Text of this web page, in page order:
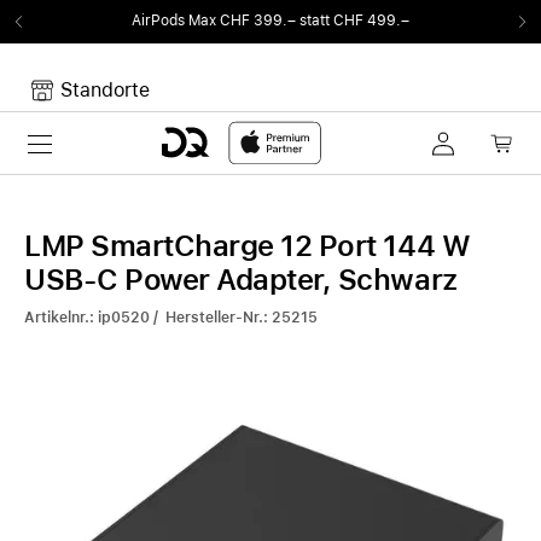
AirPods Max CHF 399.– statt CHF 499.–
Standorte
Toggle navigation
LMP SmartCharge 12 Port 144 W
USB-C Power Adapter, Schwarz
Artikelnr.: ip0520 / Hersteller-Nr.: 25215